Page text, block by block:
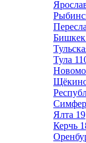
Бишкек
Тула
Ялта 19
Керчь